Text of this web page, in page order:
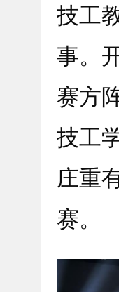
技工
事。
赛方
技工
庄重
赛。